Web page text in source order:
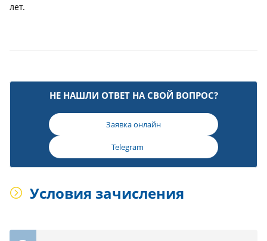
лет.
НЕ НАШЛИ ОТВЕТ НА СВОЙ ВОПРОС?
Заявка онлайн
Telegram
Условия зачисления